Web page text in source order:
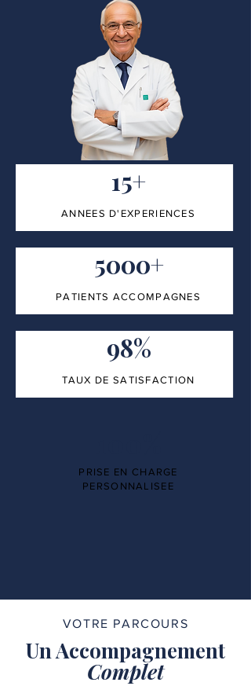
15+
ANNEES D'EXPERIENCES
5000+
PATIENTS ACCOMPAGNES
98%
TAUX DE SATISFACTION
PRISE EN CHARGE
PERSONNALISEE
VOTRE PARCOURS
Un Accompagnement
Complet